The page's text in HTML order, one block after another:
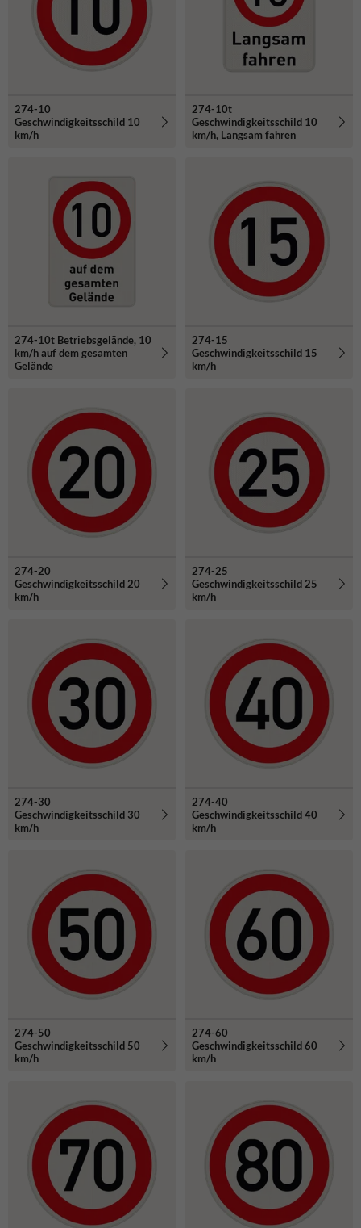
274-10
Geschwindigkeitsschild 10
km/h
274-10t
Geschwindigkeitsschild 10
km/h, Langsam fahren
274-10t Betriebsgelände, 10
km/h auf dem gesamten
Gelände
274-15
Geschwindigkeitsschild 15
km/h
274-20
Geschwindigkeitsschild 20
km/h
274-25
Geschwindigkeitsschild 25
km/h
274-30
Geschwindigkeitsschild 30
km/h
274-40
Geschwindigkeitsschild 40
km/h
274-50
Geschwindigkeitsschild 50
km/h
274-60
Geschwindigkeitsschild 60
km/h